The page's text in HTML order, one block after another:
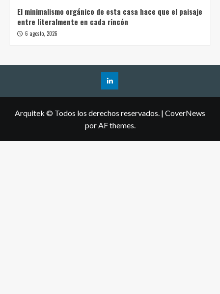
El minimalismo orgánico de esta casa hace que el paisaje
entre literalmente en cada rincón
6 agosto, 2026
Arquitek © Todos los derechos reservados. | CoverNews
por AF themes.